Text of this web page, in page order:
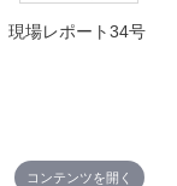
現場レポート34号
コンテンツを開く